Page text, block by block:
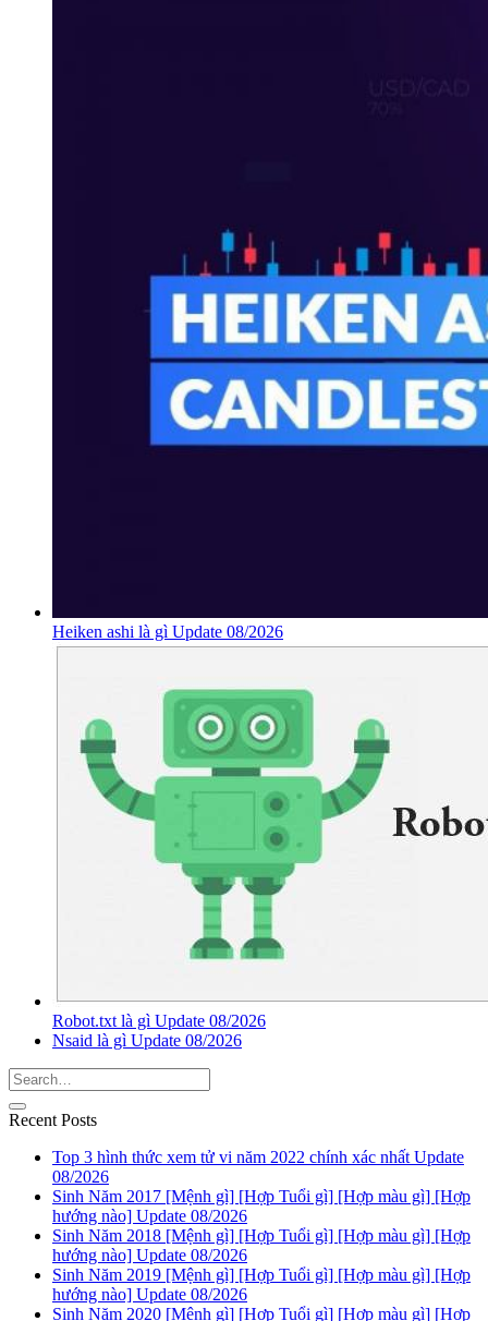
Heiken ashi là gì Update 08/2026
Robot.txt là gì Update 08/2026
Nsaid là gì Update 08/2026
Recent Posts
Top 3 hình thức xem tử vi năm 2022 chính xác nhất Update
08/2026
Sinh Năm 2017 [Mệnh gì] [Hợp Tuổi gì] [Hợp màu gì] [Hợp
hướng nào] Update 08/2026
Sinh Năm 2018 [Mệnh gì] [Hợp Tuổi gì] [Hợp màu gì] [Hợp
hướng nào] Update 08/2026
Sinh Năm 2019 [Mệnh gì] [Hợp Tuổi gì] [Hợp màu gì] [Hợp
hướng nào] Update 08/2026
Sinh Năm 2020 [Mệnh gì] [Hợp Tuổi gì] [Hợp màu gì] [Hợp